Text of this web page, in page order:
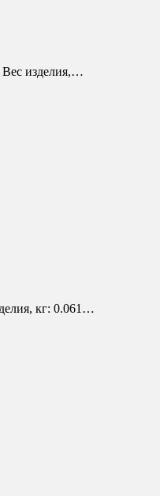
изделия,…
кг: 0.061…